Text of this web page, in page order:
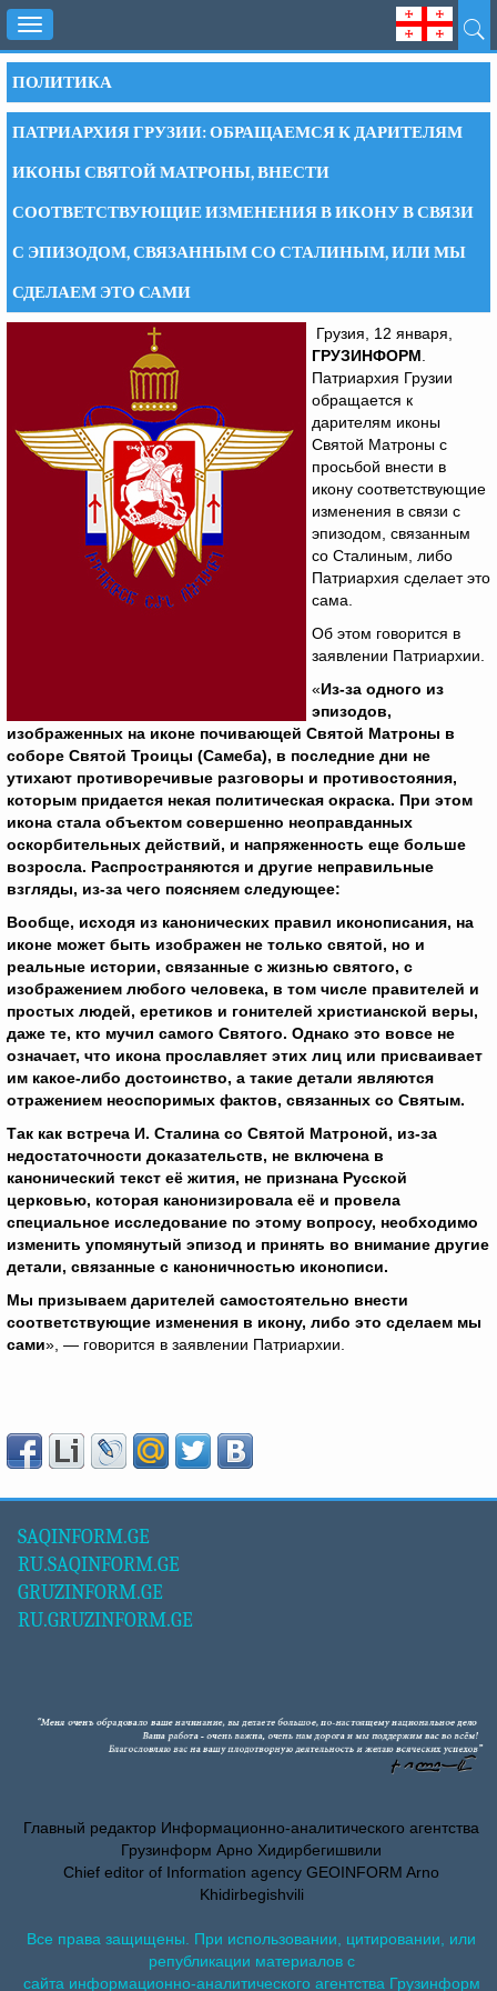
Toggle
navigation
ПОЛИТИКА
ПАТРИАРХИЯ ГРУЗИИ: ОБРАЩАЕМСЯ К ДАРИТЕЛЯМ
ИКОНЫ СВЯТОЙ МАТРОНЫ, ВНЕСТИ
СООТВЕТСТВУЮЩИЕ ИЗМЕНЕНИЯ В ИКОНУ В СВЯЗИ
С ЭПИЗОДОМ, СВЯЗАННЫМ СО СТАЛИНЫМ, ИЛИ МЫ
СДЕЛАЕМ ЭТО САМИ
Грузия, 12 января,
ГРУЗИНФОРМ
Патриархия Грузии
обращается к
дарителям иконы
Святой Матроны с
просьбой внести в
икону соответствующие
изменения в связи с
эпизодом, связанным
со Сталиным, либо
Патриархия сделает это
сама.
Об этом говорится в
заявлении Патриархии.
«Из-за одного из
эпизодов,
изображенных на иконе почивающей Святой Матроны в
соборе Святой Троицы (Самеба), в последние дни не
утихают противоречивые разговоры и противостояния,
которым придается некая политическая окраска. При этом
икона стала объектом совершенно неоправданных
оскорбительных действий, и напряженность еще больше
возросла. Распространяются и другие неправильные
взгляды, из-за чего поясняем следующее:
Вообще, исходя из канонических правил иконописания, на
иконе может быть изображен не только святой, но и
реальные истории, связанные с жизнью святого, с
изображением любого человека, в том числе правителей и
простых людей, еретиков и гонителей христианской веры,
даже те, кто мучил самого Святого. Однако это вовсе не
означает, что икона прославляет этих лиц или присваивает
им какое-либо достоинство, а такие детали являются
отражением неоспоримых фактов, связанных со Святым.
Так как встреча И. Сталина со Святой Матроной, из-за
недостаточности доказательств, не включена в
канонический текст её жития, не признана Русской
церковью, которая канонизировала её и провела
специальное исследование по этому вопросу, необходимо
изменить упомянутый эпизод и принять во внимание другие
детали, связанные с каноничностью иконописи.
Мы призываем дарителей самостоятельно внести
соответствующие изменения в икону, либо это сделаем мы
сами», — говорится в заявлении Патриархии.
SAQINFORM.GE
RU.SAQINFORM.GE
GRUZINFORM.GE
RU.GRUZINFORM.GE
Главный редактор Информационно-аналитического агентства
Грузинформ Арно Хидирбегишвили
Chief editor of Information agency GEOINFORM Arno
Khidirbegishvili
Все права защищены. При использовании, цитировании, или
републикации материалов с
сайта информационно-аналитического агентства Грузинформ